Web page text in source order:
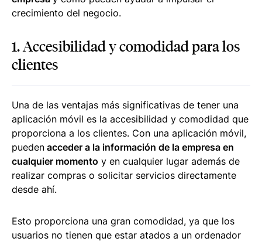
crecimiento del negocio.
1. Accesibilidad y comodidad para los
clientes
Una de las ventajas más significativas de tener una
aplicación móvil es la accesibilidad y comodidad que
proporciona a los clientes. Con una aplicación móvil,
pueden acceder a la información de la empresa en
cualquier momento y en cualquier lugar además de
realizar compras o solicitar servicios directamente
desde ahí.
Esto proporciona una gran comodidad, ya que los
usuarios no tienen que estar atados a un ordenador